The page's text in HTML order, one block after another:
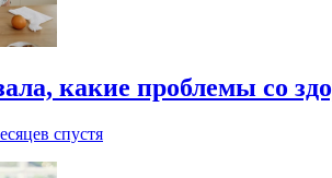
какие проблемы со
спустя